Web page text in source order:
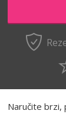
Naručite brzi,